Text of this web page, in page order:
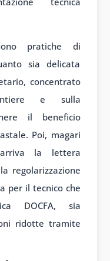
pratiche di
sia delicata
concentrato
e sulla
il beneficio
Poi, magari
la lettera
regolarizzazione
per il tecnico che
DOCFA, sia
ridotte tramite